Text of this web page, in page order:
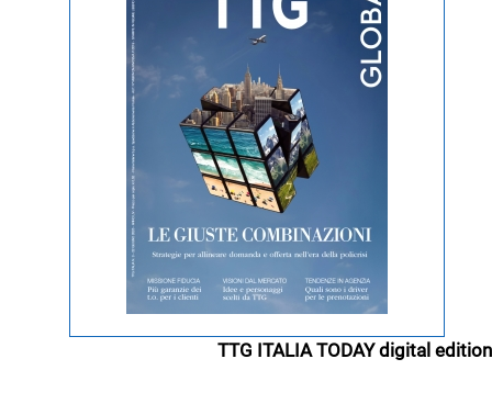
TTG ITALIA TODAY digital edition